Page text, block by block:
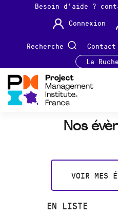
Besoin d'aide ?
Connexion
Recherche Contact
La
Nos
VOIR MES
EN LISTE